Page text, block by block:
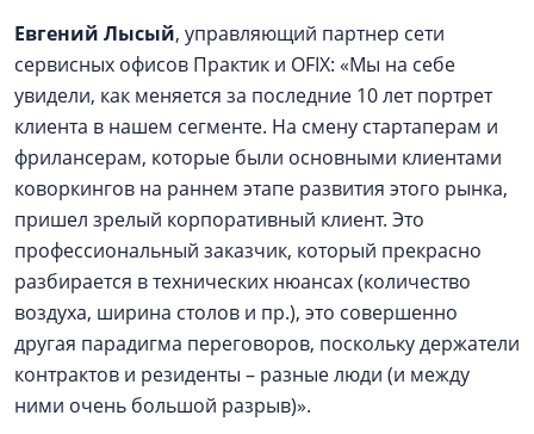
Евгений Лысый, управляющий партнер сети
сервисных офисов Практик и OFIX: «Мы на себе
увидели, как меняется за последние 10 лет портрет
клиента в нашем сегменте. На смену стартаперам и
фрилансерам, которые были основными клиентами
коворкингов на раннем этапе развития этого рынка,
пришел зрелый корпоративный клиент. Это
профессиональный заказчик, который прекрасно
разбирается в технических нюансах (количество
воздуха, ширина столов и пр.), это совершенно
другая парадигма переговоров, поскольку держатели
контрактов и резиденты – разные люди (и между
ними очень большой разрыв)».